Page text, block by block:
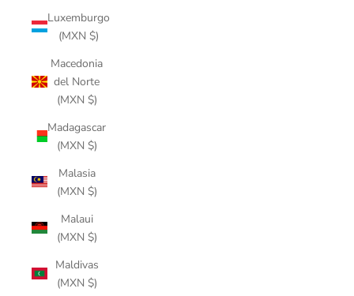
Luxemburgo
(MXN $)
Macedonia
del Norte
(MXN $)
Madagascar
(MXN $)
Malasia
(MXN $)
Malaui
(MXN $)
Maldivas
(MXN $)